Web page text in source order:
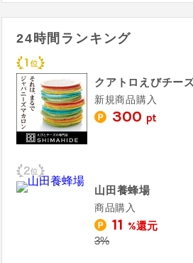
24時間ランキング
クアトロえびチー
新規商品購入
300 pt
山田養蜂場
商品購入
11 %還元
3%